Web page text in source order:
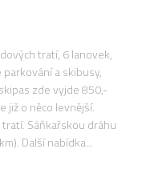
tratí, 6 lanovek,
a skibusy,
zde vyjde 850,-
již o něco levnější.
Sáňkařskou dráhu
Další nabídka...